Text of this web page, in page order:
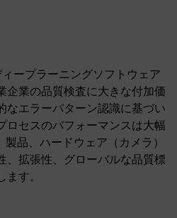
ィープラーニングソフトウェア
企業の品質検査に大きな付加価
なエラーパターン認識に基づい
ロセスのパフォーマンスは大幅
品、ハードウェア（カメラ）
、拡張性、グローバルな品質標
す。